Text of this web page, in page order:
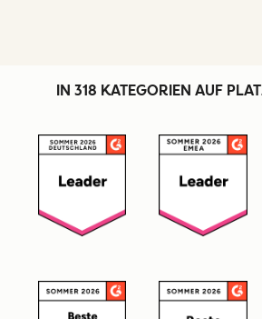
IN 318 KATEGORIEN AUF